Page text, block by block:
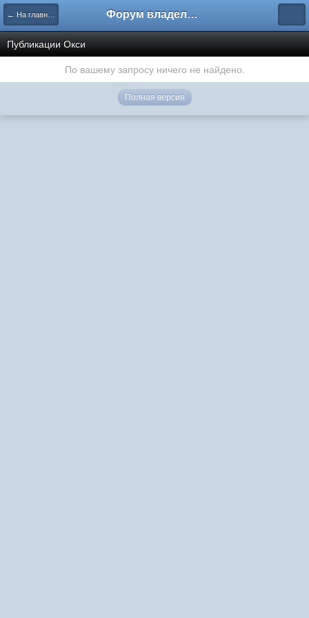
← На главную Форум владельцев интернет-магазинов
Публикации Окси
По вашему запросу ничего не найдено.
Полная версия